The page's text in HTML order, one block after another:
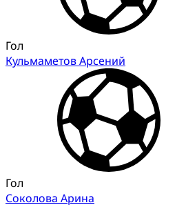
Гол
Кульмаметов Арсений
Гол
Соколова Арина